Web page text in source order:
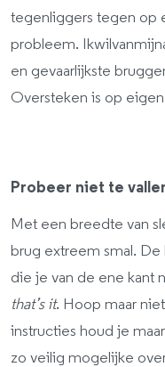
tegenliggers tegen op
probleem.
en gevaarlijkste
Oversteken is op
Probeer niet te
Met een breedte van
brug extreem smal. De
die je van de ene kant
that’s it. Hoop maar
instructies houd je
zo veilig mogelijke